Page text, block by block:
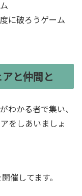
に破ろうゲーム
と仲間と
わかる者で集い、
をしあいましょ
催してます。